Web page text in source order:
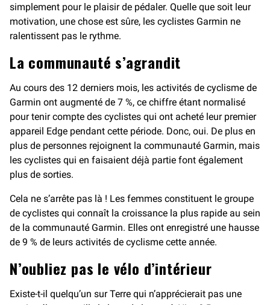
simplement pour le plaisir de pédaler. Quelle que soit leur
motivation, une chose est sûre, les cyclistes Garmin ne
ralentissent pas le rythme.
La communauté s’agrandit
Au cours des 12 derniers mois, les activités de cyclisme de
Garmin ont augmenté de 7 %, ce chiffre étant normalisé
pour tenir compte des cyclistes qui ont acheté leur premier
appareil Edge pendant cette période. Donc, oui. De plus en
plus de personnes rejoignent la communauté Garmin, mais
les cyclistes qui en faisaient déjà partie font également
plus de sorties.
Cela ne s’arrête pas là ! Les femmes constituent le groupe
de cyclistes qui connaît la croissance la plus rapide au sein
de la communauté Garmin. Elles ont enregistré une hausse
de 9 % de leurs activités de cyclisme cette année.
N’oubliez pas le vélo d’intérieur
Existe-t-il quelqu’un sur Terre qui n’apprécierait pas une